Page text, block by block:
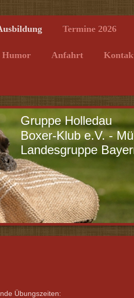
Termine 2026
Humor Anfahrt
Gruppe Holledau
Boxer-Klub e.V. -
Landesgruppe
Übungszeiten: